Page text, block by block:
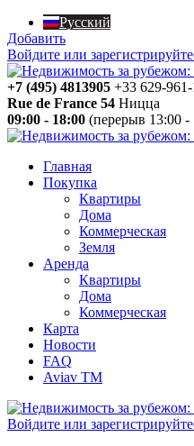
Русский
Добавить
Войдите или
+7 (495) 4813905 +33 629-
Rue de France 54 Ницца
09:00 - 18:00 (перерыв 13:00 -
Главная
Покупка
Квартиры
Дома
Коммерческая
Земля
Аренда
Квартиры
Дома
Коммерческая
Карта
Новости
FAQ
Aviav TM
Войдите или